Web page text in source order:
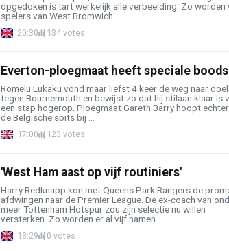
opgedoken is tart werkelijk alle verbeelding. Zo worden
spelers van West Bromwich ...
20:30 134 votes
Everton-ploegmaat heeft speciale
Romelu Lukaku vond maar liefst 4 keer de weg naar doel
tegen Bournemouth en bewijst zo dat hij stilaan klaar is
een stap hogerop. Ploegmaat Gareth Barry hoopt
de Belgische spits bij ...
17:00 123 votes
'West Ham aast op vijf routiniers'
Harry Redknapp kon met Queens Park Rangers de
afdwingen naar de Premier League. De ex-coach van
meer Tottenham Hotspur zou zijn selectie nu willen
versterken. Zo worden er al vijf namen ...
18:29 0 votes